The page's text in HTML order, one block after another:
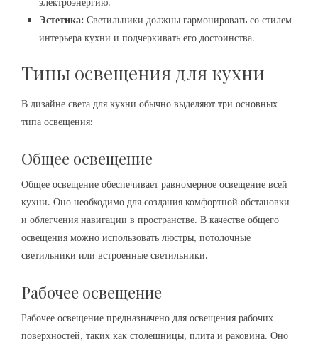
Эстетика: Светильники должны гармонировать со стилем
интерьера кухни и подчеркивать его достоинства.
Типы освещения для кухни
В дизайне света для кухни обычно выделяют три основных
типа освещения:
Общее освещение
Общее освещение обеспечивает равномерное освещение всей
кухни. Оно необходимо для создания комфортной обстановки
и облегчения навигации в пространстве. В качестве общего
освещения можно использовать люстры, потолочные
светильники или встроенные светильники.
Рабочее освещение
Рабочее освещение предназначено для освещения рабочих
поверхностей, таких как столешницы, плита и раковина. Оно